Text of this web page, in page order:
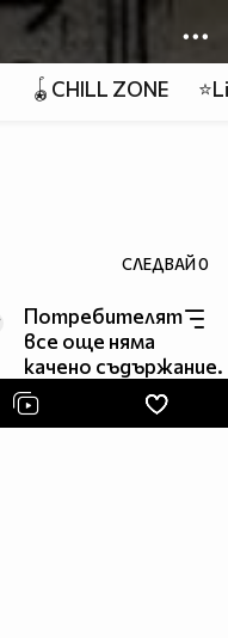
🪀CHILL ZONE
СЛЕДВАЙ0
Потребителят
все още няма
качено съдържание.